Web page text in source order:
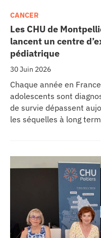
Les CHU de
lancent un centre
pédiatrique
30 Juin 2026
CANCER
Chaque année en
adolescents sont
de survie dépassent
les séquelles à long
l’Oncopole Claudius
lancent CIRCLE, un
dédié aux cancers